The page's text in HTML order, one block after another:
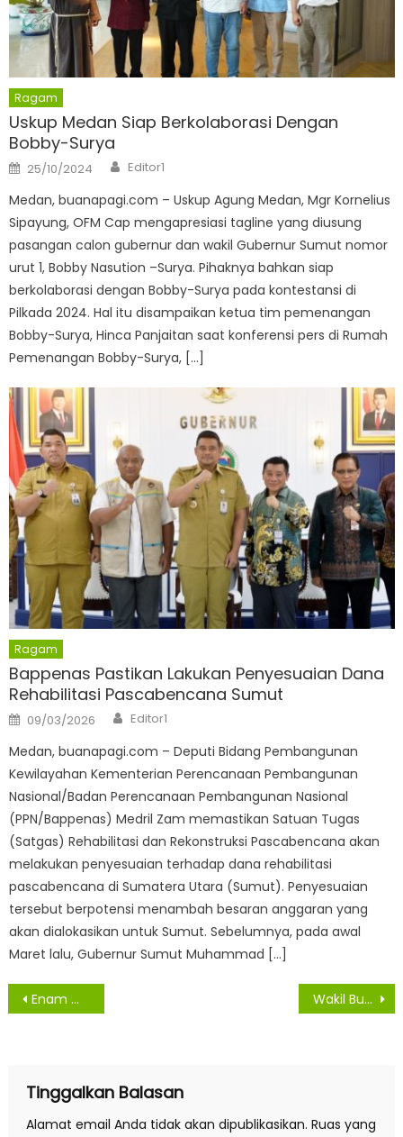
Ragam
Uskup Medan Siap Berkolaborasi Dengan
Bobby-Surya
Posted
on
25/10/2024 Author
Editor1
Medan, buanapagi.com – Uskup Agung Medan, Mgr Kornelius
Sipayung, OFM Cap mengapresiasi tagline yang diusung
pasangan calon gubernur dan wakil Gubernur Sumut nomor
urut 1, Bobby Nasution –Surya. Pihaknya bahkan siap
berkolaborasi dengan Bobby-Surya pada kontestansi di
Pilkada 2024. Hal itu disampaikan ketua tim pemenangan
Bobby-Surya, Hinca Panjaitan saat konferensi pers di Rumah
Pemenangan Bobby-Surya, […]
Ragam
Bappenas Pastikan Lakukan Penyesuaian Dana
Rehabilitasi Pascabencana Sumut
Posted
on
09/03/2026 Author
Editor1
Medan, buanapagi.com – Deputi Bidang Pembangunan
Kewilayahan Kementerian Perencanaan Pembangunan
Nasional/Badan Perencanaan Pembangunan Nasional
(PPN/Bappenas) Medril Zam memastikan Satuan Tugas
(Satgas) Rehabilitasi dan Rekonstruksi Pascabencana akan
melakukan penyesuaian terhadap dana rehabilitasi
pascabencana di Sumatera Utara (Sumut). Penyesuaian
tersebut berpotensi menambah besaran anggaran yang
akan dialokasikan untuk Sumut. Sebelumnya, pada awal
Maret lalu, Gubernur Sumut Muhammad […]
Navigasi
Enam Warga Asahan Sembuh Virus Covid-19 Wakil Bupati Asahan Letak Batu Pertama Pembangunan Pondok Pesantren Syam Zalilul Akbar
Tinggalkan Balasan
Alamat email Anda tidak akan dipublikasikan. Ruas yang